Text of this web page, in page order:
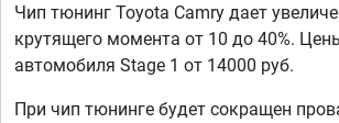
Чип тюнинг Toyota Camry дает
крутящего момента от 10 до 40%.
автомобиля Stage 1 от 14000 руб.
При чип тюнинге будет сокращен